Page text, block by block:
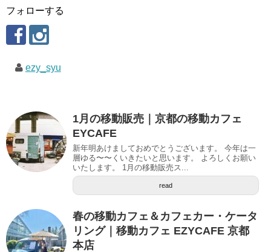
フォローする
ezy_syu
1月の移動販売｜京都の移動カフェ
EYCAFE
新年明あけましておめでとうございます。 今年は一
層ゆる〜〜くいきたいと思います。 よろしくお願い
いたします。 1月の移動販売ス...
read
春の移動カフェ＆カフェカー・ケータ
リング｜移動カフェ EZYCAFE 京都
本店